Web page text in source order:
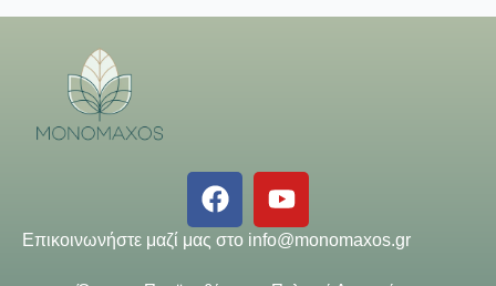
Επικοινωνήστε μαζί μας στο info@monomaxos.gr